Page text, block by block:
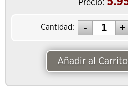
Precio:
Cantidad:
Añadir al Carrito